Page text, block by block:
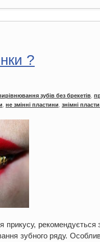
?
зубів без брекетів
не змінні пластини знімні
рекомендується
зубного ряду.